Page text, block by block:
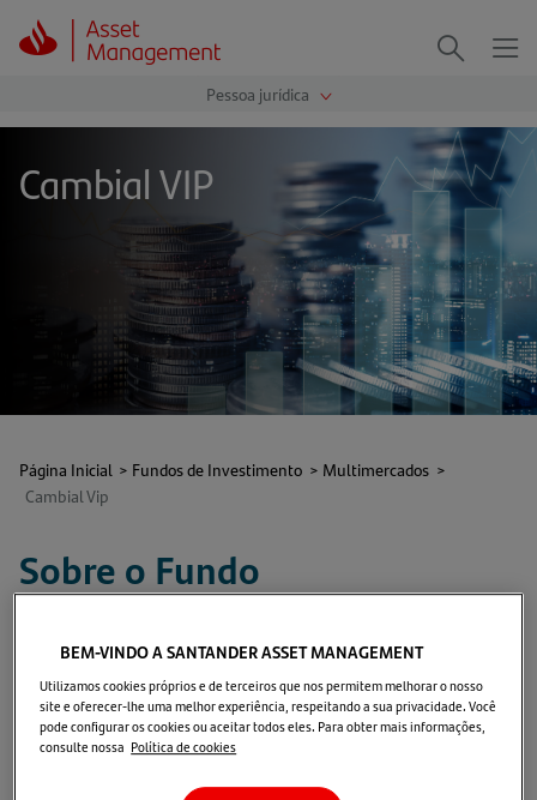
Cambial VIP
Página Inicial > Fundos de Investimento > Multimercados >
Cambial Vip
Sobre o Fundo
O fundoCambial VIPtem por objetivo acompanhar as
variações do dólar comercial norte-americano.
Motivos para investir
BEM-VINDO A SANTANDER ASSET MANAGEMENT
Utilizamos cookies próprios e de terceiros que nos permitem melhorar o nosso
site e oferecer-lhe uma melhor experiência, respeitando a sua privacidade. Você
pode configurar os cookies ou aceitar todos eles. Para obter mais informações,
consulte nossa Política de cookies